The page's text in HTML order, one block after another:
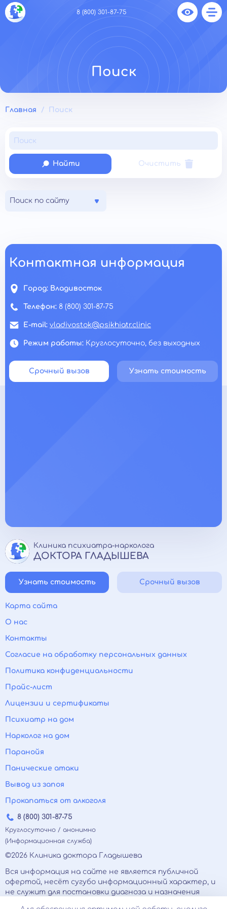
8 (800) 301-87-75
Поиск
Главная Поиск
Найти Очистить
Поиск по сайту
Контактная информация
Город: Владивосток
Телефон: 8 (800) 301-87-75
E-mail: vladivostok@psikhiatr.clinic
Режим работы: Круглосуточно, без выходных
Срочный вызов Узнать стоимость
Клиника психиатра-нарколога
ДОКТОРА ГЛАДЫШЕВА
Узнать стоимость Срочный вызов
Карта сайта
О нас
Контакты
Согласие на обработку персональных данных
Политика конфиденциальности
Прайс-лист
Лицензии и сертификаты
Психиатр на дом
Нарколог на дом
Паранойя
Панические атаки
Вывод из запоя
Прокапаться от алкоголя
8 (800) 301-87-75
Круглосуточно / анонимно
(Информационная служба)
©2026 Клиника доктора Гладышева
Вся информация на сайте не является публичной
офертой, несёт сугубо информационный характер, и
не служит для постановки диагноза и назначения